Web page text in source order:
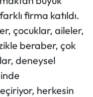
firma katıldı.
çocuklar, aileler,
beraber, çok
deneysel
herkesin